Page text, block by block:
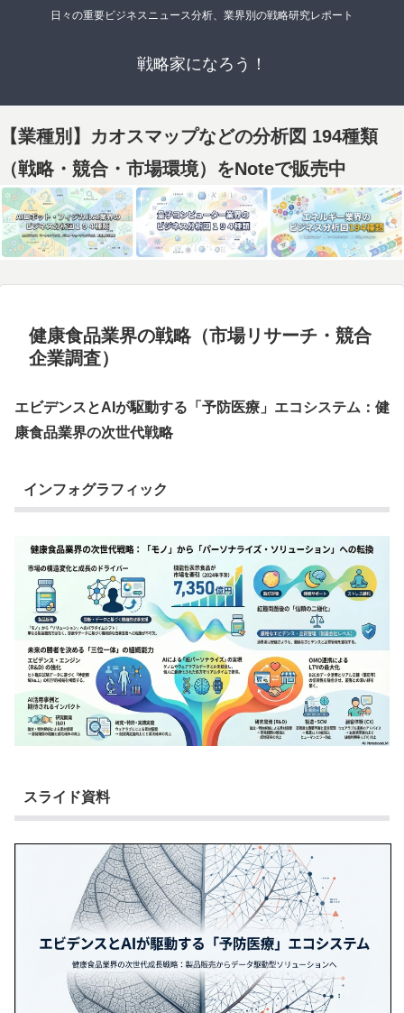
日々の重要ビジネスニュース分析、業界別の戦略研究レポート
戦略家になろう！
【業種別】カオスマップなどの分析図 194種類
（戦略・競合・市場環境）をNoteで販売中
健康食品業界の戦略（市場リサーチ・競合
企業調査）
エビデンスとAIが駆動する「予防医療」エコシステム：健
康食品業界の次世代戦略
インフォグラフィック
スライド資料